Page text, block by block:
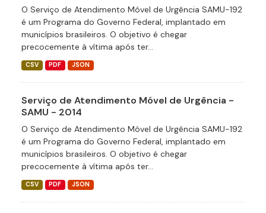
O Serviço de Atendimento Móvel de Urgência SAMU-192
é um Programa do Governo Federal, implantado em
municípios brasileiros. O objetivo é chegar
precocemente à vítima após ter...
CSV PDF JSON
Serviço de Atendimento Móvel de Urgência -
SAMU - 2014
O Serviço de Atendimento Móvel de Urgência SAMU-192
é um Programa do Governo Federal, implantado em
municípios brasileiros. O objetivo é chegar
precocemente à vítima após ter...
CSV PDF JSON